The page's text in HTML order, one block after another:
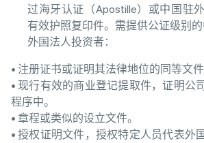
过海牙认证（Apostille）或中国驻
有效护照复印件。需提供公证级别的
外国法人投资者：
• 注册证书或证明其法律地位的同等文件
• 现行有效的商业登记提取件，证明公
程序中。
• 章程或类似的设立文件。
• 授权证明文件，授权特定人员代表外